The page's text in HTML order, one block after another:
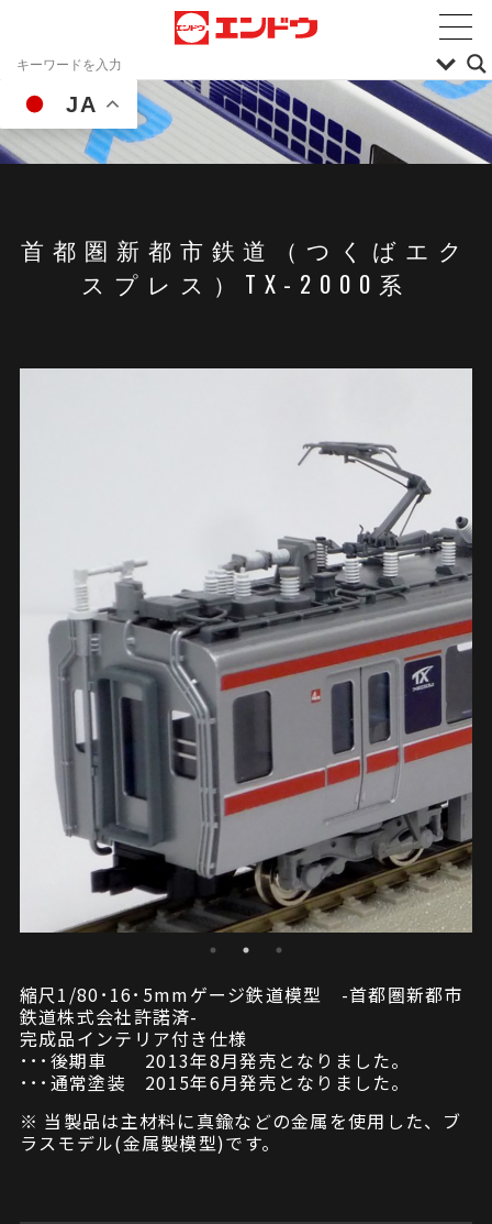
JA
首都圏新都市鉄道（つくばエク
スプレス）TX-2000系
縮尺1/80･16･5mmゲージ鉄道模型 -首都圏新都市
鉄道株式会社許諾済-
完成品インテリア付き仕様
･･･後期車 2013年8月発売となりました。
･･･通常塗装 2015年6月発売となりました。
※ 当製品は主材料に真鍮などの金属を使用した、ブ
ラスモデル(金属製模型)です。